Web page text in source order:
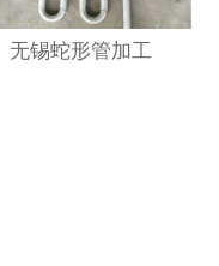
无锡蛇形管加工